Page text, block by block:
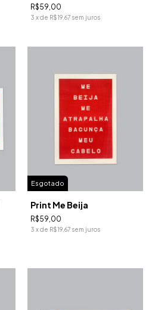
R$59,00
3 xde R$19,67 sem juros
Esgotado
Print Me Beija
R$59,00
3 xde R$19,67 sem juros